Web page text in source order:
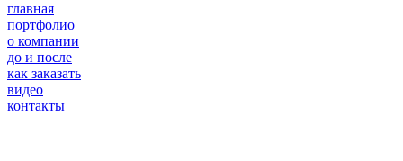
главная
портфолио
о компании
до и после
как заказать
видео
контакты